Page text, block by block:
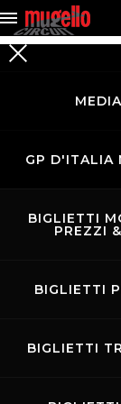
MEDIA
GP D'ITALIA
BIGLIETTI
PREZZI
BIGLIETTI
BIGLIETTI